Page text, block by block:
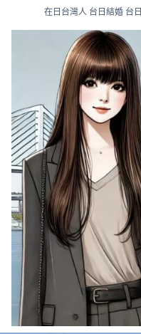
在日台灣人 台日結婚 台